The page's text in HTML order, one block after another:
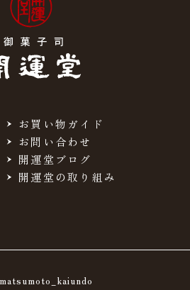
お買い物ガイド
お問い合わせ
開運堂ブログ
開運堂の取り組み